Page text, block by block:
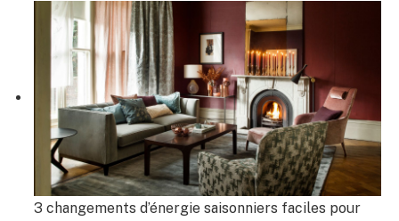
3 changements d’énergie saisonniers faciles pour